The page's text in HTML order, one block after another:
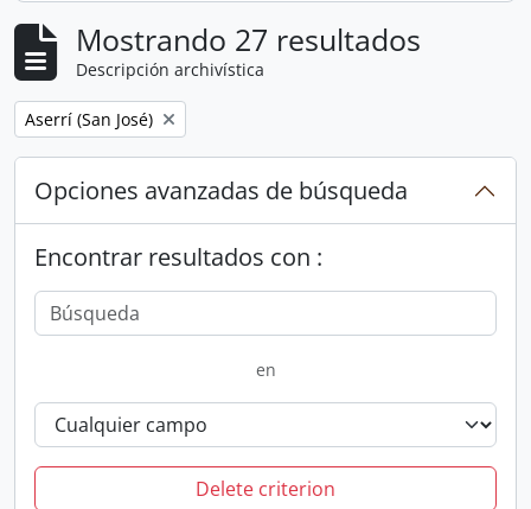
Mostrando 27 resultados
Descripción archivística
Remove filter:
Aserrí (San José)
Opciones avanzadas de búsqueda
Encontrar resultados con :
en
Delete criterion